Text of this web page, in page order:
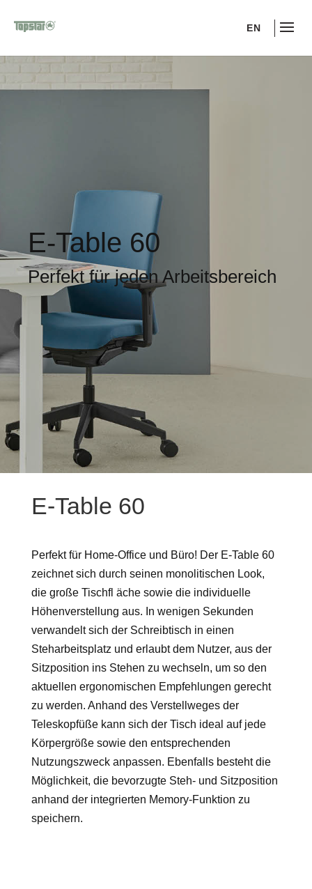
EN
E-Table 60
Perfekt für jeden Arbeitsbereich
E-Table 60
Perfekt für Home-Office und Büro! Der E-Table 60
zeichnet sich durch seinen monolitischen Look,
die große Tischfl äche sowie die individuelle
Höhenverstellung aus. In wenigen Sekunden
verwandelt sich der Schreibtisch in einen
Steharbeitsplatz und erlaubt dem Nutzer, aus der
Sitzposition ins Stehen zu wechseln, um so den
aktuellen ergonomischen Empfehlungen gerecht
zu werden. Anhand des Verstellweges der
Teleskopfüße kann sich der Tisch ideal auf jede
Körpergröße sowie den entsprechenden
Nutzungszweck anpassen. Ebenfalls besteht die
Möglichkeit, die bevorzugte Steh- und Sitzposition
anhand der integrierten Memory-Funktion zu
speichern.